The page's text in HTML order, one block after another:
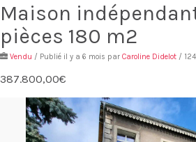
Maison
pièces 180 m2
Vendu / Publié il y a 6 mois par Caroline Didelot /
387.800,00€